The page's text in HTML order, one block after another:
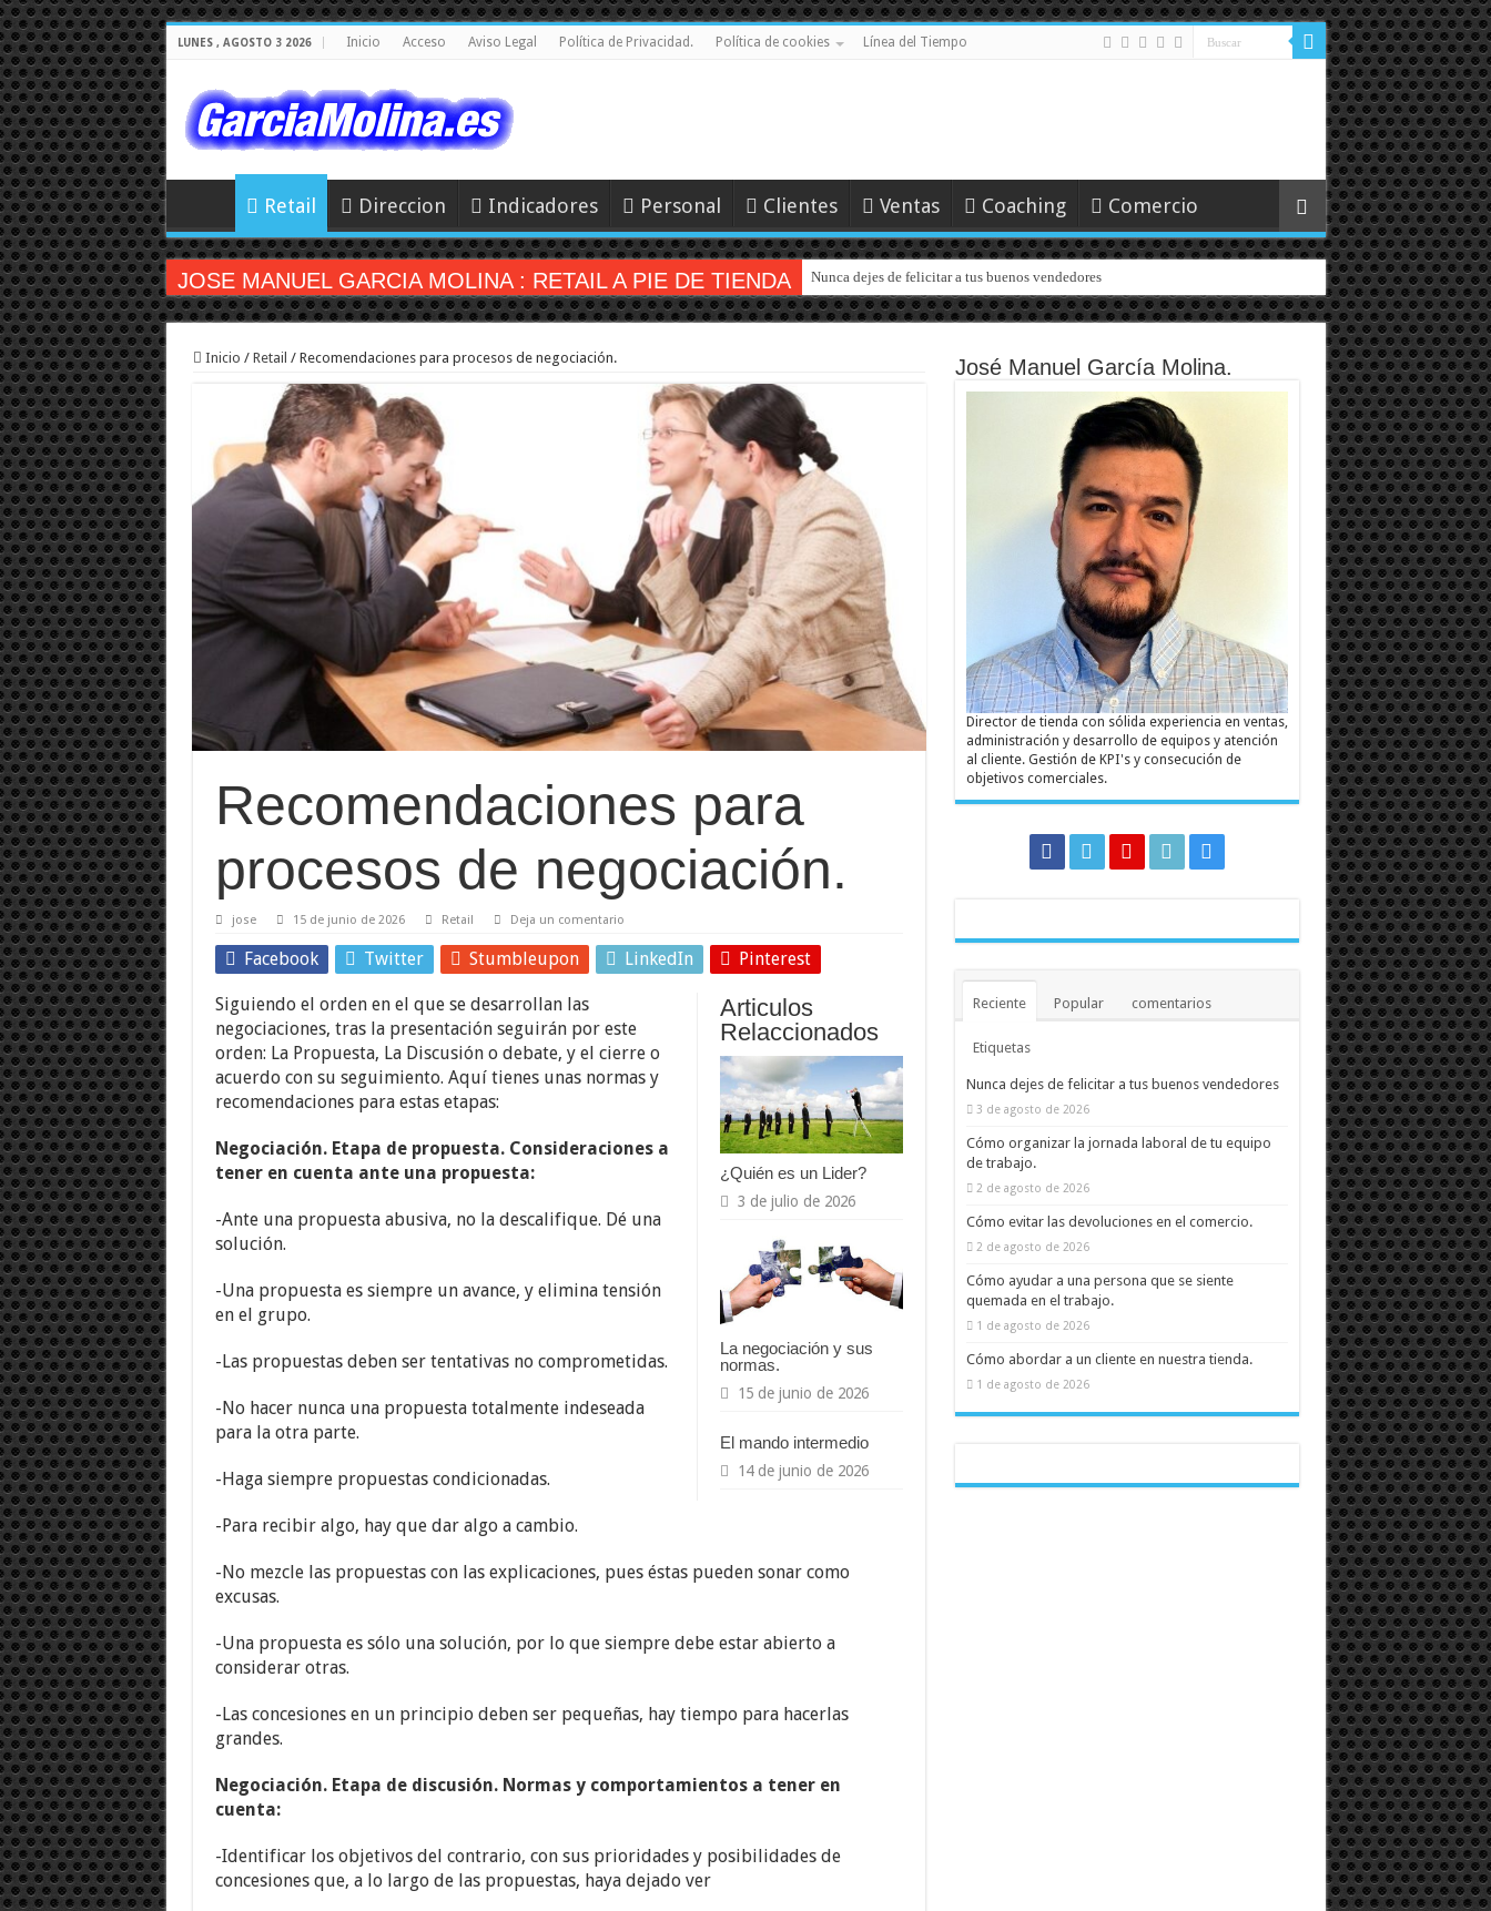
LUNES , AGOSTO 3 2026 Inicio Acceso Aviso Legal Política de Privacidad. Política de cookies Línea del Tiempo
Retail Direccion Indicadores Personal Clientes Ventas Coaching Comercio
JOSE MANUEL GARCIA MOLINA : RETAIL A PIE DE TIENDA Nunca dejes de felicitar a tus buenos vendedores
Inicio / Retail / Recomendaciones para procesos de negociación.
Recomendaciones para
procesos de negociación.
jose 15 de junio de 2026 Retail Deja un comentario
Facebook Twitter Stumbleupon LinkedIn Pinterest
Articulos
Relaccionados
¿Quién es un Lider?
3 de julio de 2026
La negociación y sus
normas.
15 de junio de 2026
El mando intermedio
14 de junio de 2026
Siguiendo el orden en el que se desarrollan las
negociaciones, tras la presentación seguirán por este
orden: La Propuesta, La Discusión o debate, y el cierre o
acuerdo con su seguimiento. Aquí tienes unas normas y
recomendaciones para estas etapas:
Negociación. Etapa de propuesta. Consideraciones a
tener en cuenta ante una propuesta:
-Ante una propuesta abusiva, no la descalifique. Dé una
solución.
-Una propuesta es siempre un avance, y elimina tensión
en el grupo.
-Las propuestas deben ser tentativas no comprometidas.
-No hacer nunca una propuesta totalmente indeseada
para la otra parte.
-Haga siempre propuestas condicionadas.
-Para recibir algo, hay que dar algo a cambio.
-No mezcle las propuestas con las explicaciones, pues éstas pueden sonar como
excusas.
-Una propuesta es sólo una solución, por lo que siempre debe estar abierto a
considerar otras.
-Las concesiones en un principio deben ser pequeñas, hay tiempo para hacerlas
grandes.
Negociación. Etapa de discusión. Normas y comportamientos a tener en
cuenta:
-Identificar los objetivos del contrario, con sus prioridades y posibilidades de
concesiones que, a lo largo de las propuestas, haya dejado ver
José Manuel García Molina.
Director de tienda con sólida experiencia en ventas,
administración y desarrollo de equipos y atención
al cliente. Gestión de KPI's y consecución de
objetivos comerciales.
Reciente Popular comentarios
Etiquetas
Nunca dejes de felicitar a tus buenos vendedores
3 de agosto de 2026
Cómo organizar la jornada laboral de tu equipo
de trabajo.
2 de agosto de 2026
Cómo evitar las devoluciones en el comercio.
2 de agosto de 2026
Cómo ayudar a una persona que se siente
quemada en el trabajo.
1 de agosto de 2026
Cómo abordar a un cliente en nuestra tienda.
1 de agosto de 2026